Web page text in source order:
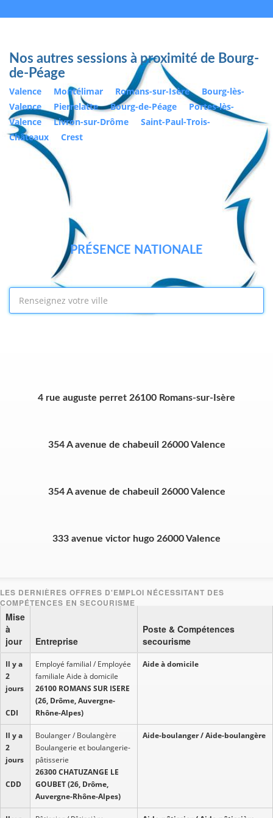
Nos autres sessions à proximité de Bourg-
de-Péage
Valence Montélimar Romans-sur-Isère
Bourg-lès-
Valence
Pierrelatte Bourg-de-Péage
Portes-lès-
Valence
Livron-sur-Drôme
Saint-Paul-Trois-
Châteaux
Crest
PRÉSENCE NATIONALE
4 rue auguste perret 26100 Romans-sur-Isère
354 A avenue de chabeuil 26000 Valence
354 A avenue de chabeuil 26000 Valence
333 avenue victor hugo 26000 Valence
Mise
à
jour
Entreprise
Poste & Compétences
secourisme
Il y a
2
jours
CDI
Employé familial / Employée
familiale Aide à domicile
26100 ROMANS SUR ISERE
(26, Drôme, Auvergne-
Rhône-Alpes)
Aide à domicile
Il y a
2
jours
CDD
Boulanger / Boulangère
Boulangerie et boulangerie-
pâtisserie
26300 CHATUZANGE LE
GOUBET (26, Drôme,
Auvergne-Rhône-Alpes)
Aide-boulanger / Aide-boulangère